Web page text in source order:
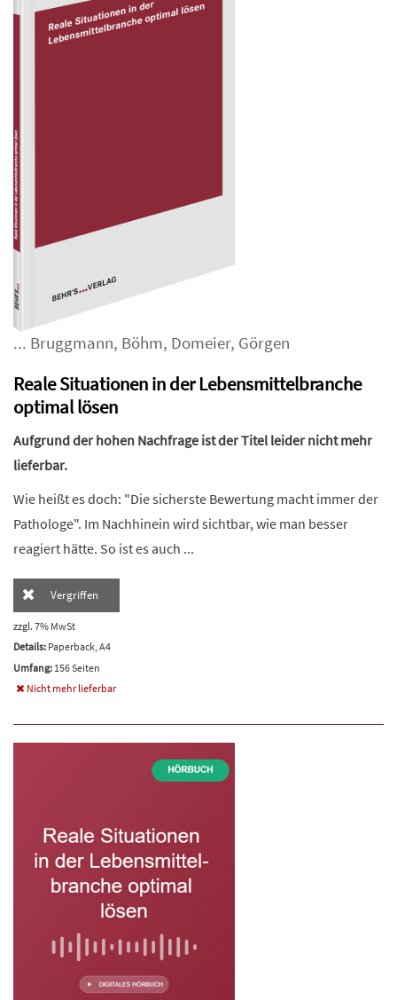
... Bruggmann, Böhm, Domeier, Görgen
Reale Situationen in der Lebensmittelbranche
optimal lösen
Aufgrund der hohen Nachfrage ist der Titel leider nicht mehr
lieferbar.
Wie heißt es doch: "Die sicherste Bewertung macht immer der
Pathologe". Im Nachhinein wird sichtbar, wie man besser
reagiert hätte. So ist es auch ...
Vergriffen
zzgl. 7% MwSt
Details: Paperback, A4
Umfang: 156 Seiten
Nicht mehr lieferbar